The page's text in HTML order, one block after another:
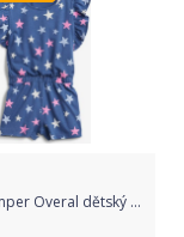
Ruffle Romper Overal dětský GAP | Modrá | Dívčí | 5 let